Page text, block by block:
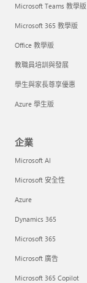
Microsoft Teams 教學版
Microsoft 365 教學版
Office 教學版
教職員培訓與發展
學生與家長尊享優惠
Azure 學生版
企業
Microsoft AI
Microsoft 安全性
Azure
Dynamics 365
Microsoft 365
Microsoft 廣告
Microsoft 365 Copilot